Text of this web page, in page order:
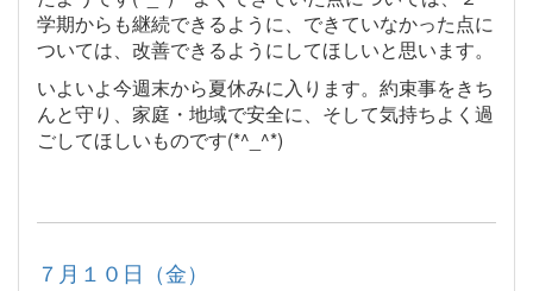
学期からも継続できるように、できていなかった点に
ついては、改善できるようにしてほしいと思います。
いよいよ今週末から夏休みに入ります。約束事をきち
んと守り、家庭・地域で安全に、そして気持ちよく過
ごしてほしいものです(*^_^*)
７月１０日（金）